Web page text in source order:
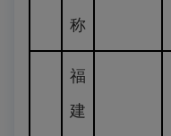
称
福
建